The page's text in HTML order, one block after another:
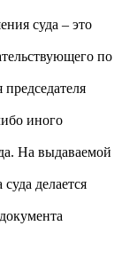
суда – это
по
председателя
иного
На выдаваемой
делается